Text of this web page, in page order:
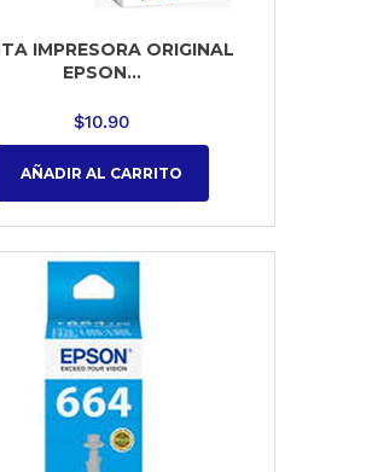
IMPRESORA ORIGINAL
EPSON...
$10.90
AÑADIR AL CARRITO